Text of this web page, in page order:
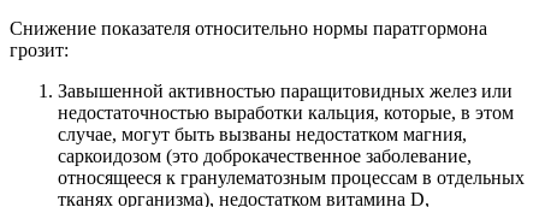
Снижение показателя относительно нормы паратгормона
грозит:
Завышенной активностью паращитовидных желез или
недостаточностью выработки кальция, которые, в этом
случае, могут быть вызваны недостатком магния,
саркоидозом (это доброкачественное заболевание,
относящееся к гранулематозным процессам в отдельных
тканях организма), недостатком витамина D,